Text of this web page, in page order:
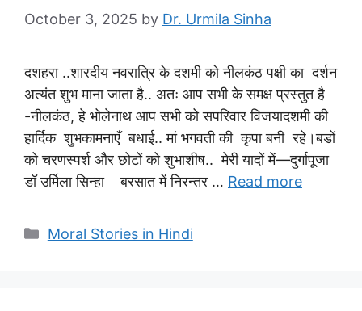
October 3, 2025 by Dr. Urmila Sinha
दशहरा ..शारदीय नवरात्रि के दशमी को नीलकंठ पक्षी का दर्शन
अत्यंत शुभ माना जाता है.. अतः आप सभी के समक्ष प्रस्तुत है
-नीलकंठ, हे भोलेनाथ आप सभी को सपरिवार विजयादशमी की
हार्दिक शुभकामनाएँ बधाई.. मां भगवती की कृपा बनी रहे।बडों
को चरणस्पर्श और छोटों को शुभाशीष.. मेरी यादों में—दुर्गापूजा
डॉ उर्मिला सिन्हा बरसात में निरन्तर … Read more
Categories
Moral Stories in Hindi